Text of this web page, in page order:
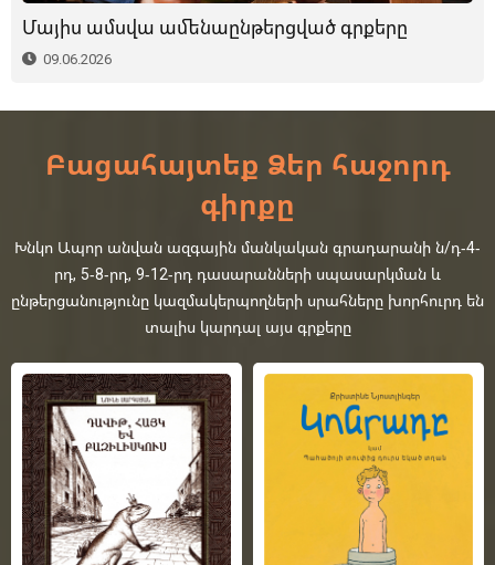
Մայիս ամսվա ամենաընթերցված գրքերը
09.06.2026
Բացահայտեք Ձեր հաջորդ
գիրքը
Խնկո Ապոր անվան ազգային մանկական գրադարանի ն/դ-4-
րդ, 5-8-րդ, 9-12-րդ դասարանների սպասարկման և
ընթերցանությունը կազմակերպողների սրահները խորհուրդ են
տալիս կարդալ այս գրքերը